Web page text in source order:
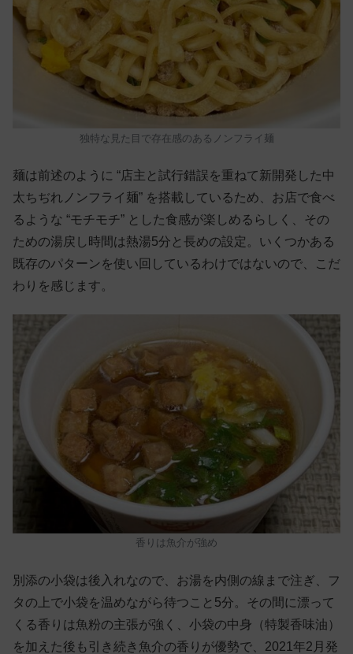
独特な見た目で存在感のあるノンフライ麺
麺は前述のように “店主と試行錯誤を重ねて新開発した中
太ちぢれノンフライ麺” を搭載しているため、お店で食べ
るような “モチモチ” とした食感が楽しめるらしく、その
ための湯戻し時間は熱湯5分と長めの設定。いくつかある
既存のパターンを使い回しているわけではないので、こだ
わりを感じます。
香りは魚介が強め
別添の小袋は後入れなので、お湯を内側の線まで注ぎ、フ
タの上で小袋を温めながら待つこと5分。その間に漂って
くる香りは魚粉の主張が強く、小袋の中身（特製香味油）
を加えた後も引き続き魚介の香りが優勢で、2021年2月発